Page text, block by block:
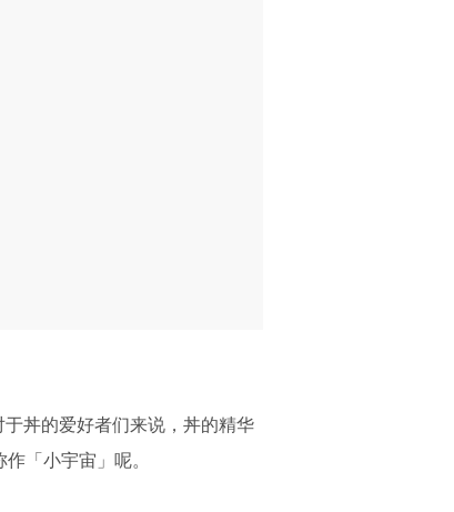
丼的爱好者们来说，丼的精华
「小宇宙」呢。